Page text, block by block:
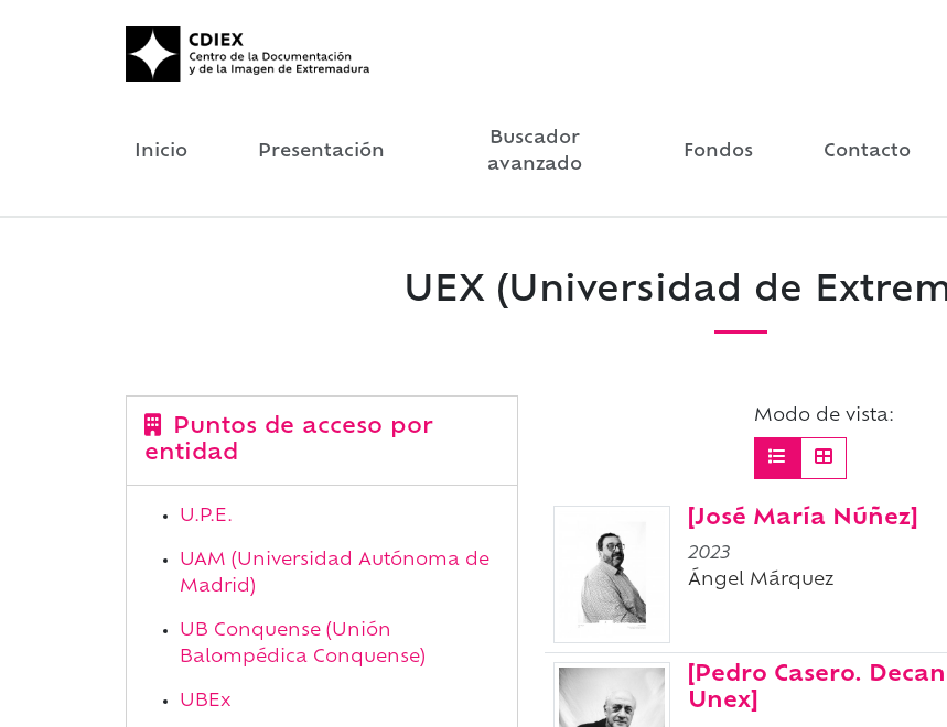
Inicio Presentación
Buscador
avanzado
Fondos Contacto
UEX (Universidad de
Puntos de acceso por
entidad
U.P.E.
UAM (Universidad Autónoma de
Madrid)
UB Conquense (Unión
Balompédica Conquense)
UBEx
Modo de vista:
[José María Núñez]
2023
Ángel Márquez
[Pedro Casero.
Unex]